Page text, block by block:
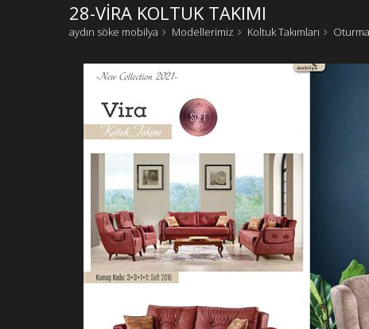
28-VİRA KOLTUK TAKIMI
aydın söke mobilya Modellerimiz Koltuk Takımları